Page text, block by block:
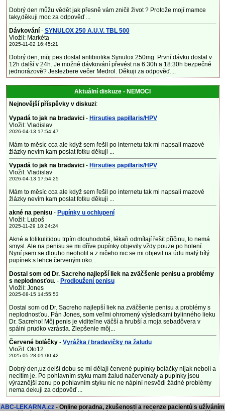
Dobrý den můžu vědět jak přesně vám zničil život ? Protože mojí mamce
taky,děkuji moc za odpověď ...
Dávkování - SYNULOX 250 A.U.V. TBL 500
Vložil: Markéta
2025-11-02 16:45:21
Dobrý den, můj pes dostal antibiotika Synulox 250mg. První dávku dostal v
12h další v 24h. Je možné dávkování převést na 6:30h a 18:30h bezpečné
jednorázově? Jestezbere večer Medrol. Děkuji za odpověď....
Aktuální diskuze - NEMOCI
Nejnovější příspěvky v diskuzi:
Vypadá to jak na bradavici - Hirsuties papillaris/HPV
Vložil: Vladislav
2026-04-13 17:54:47
Mám to měsíc cca ale když sem řešil po internetu tak mi napsali mazové
žlázky nevím kam poslat fotku děkuji ...
Vypadá to jak na bradavici - Hirsuties papillaris/HPV
Vložil: Vladislav
2026-04-13 17:54:25
Mám to měsíc cca ale když sem řešil po internetu tak mi napsali mazové
žlázky nevím kam poslat fotku děkuji ...
akné na penisu- Pupínky u ochlupení
Vložil: Luboš
2025-11-29 18:24:24
Akné a folikulitidou trpím dlouhodobě, lékaři odmítají řešit příčinu, to nemá
smysl. Ale na penisu se mi dříve pupínky objevily vždy pouze po holení.
Nyní jsem se dlouho neoholil a z ničeho nic se mi objevil na údu malý bílý
pupínek s lehce červeným oko...
Dostal som od Dr. Sacreho najlepší liek na zväčšenie penisu a problémy
s neplodnosťou.- Prodloužení penisu
Vložil: Jones
2025-08-15 14:55:53
Dostal som od Dr. Sacreho najlepší liek na zväčšenie penisu a problémy s
neplodnosťou. Pán Jones, som veľmi ohromený výsledkami bylinného lieku
Dr. Sacreho! Môj penis je viditeľne väčší a hrubší a moja sebadôvera v
spálni prudko vzrástla. Zlepšenie môj...
Červené boláčky - Vyrážka / bradavičky na žaludu
Vložil: Oto12
2025-05-28 01:00:42
Dobrý den,uz delší dobu se mi dělají červené pupínky boláčky nijak nebolí a
necítím je. Po pohlavním styku mam žalud načervenaly a pupínky jsou
výraznější zenu po pohlavním styku nic ne náplní nesvědi žádné problémy
nema dekuji za odpověď ...
ABC-LEKARNA.cz - Online poradna, zkušenosti a recenze pacientů s užíváním